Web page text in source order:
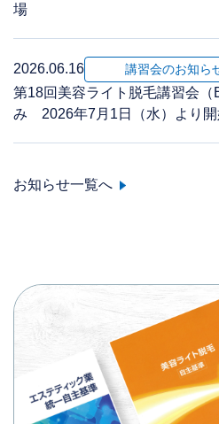
場
2026.06.16 講習会のお知ら
第18回美容ライト脱毛講習会
み 2026年7月1日（水）より
お知らせ一覧へ